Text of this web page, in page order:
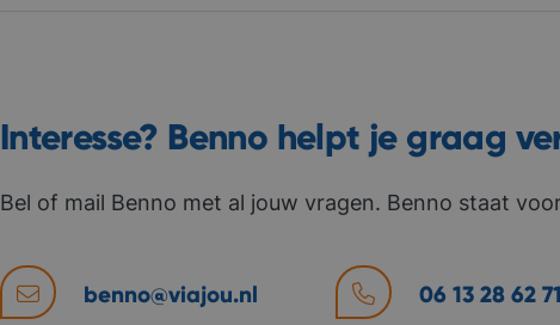
Interesse? Benno helpt je graag
Bel of mail Benno met al jouw vragen. Benno staat
benno@viajou.nl 06 13 28 62 71